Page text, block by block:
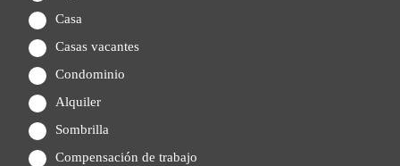
Casa
Casas vacantes
Condominio
Alquiler
Sombrilla
Compensación de trabajo